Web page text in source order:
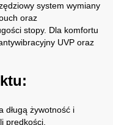
system wymiany
oraz
stopy. Dla komfortu
UVP oraz
długą żywotność i
prędkości.